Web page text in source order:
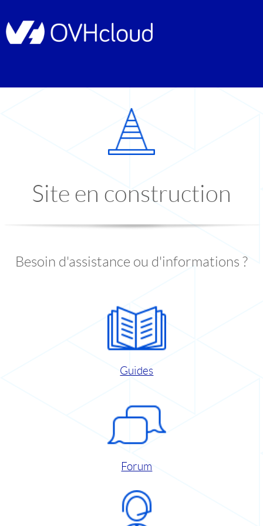
Site en construction
Besoin d'assistance ou d'informations ?
Guides
Forum